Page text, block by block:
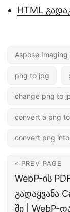
HTML
png to jpg
change png to
convert a png
convert png
« PREV PAGE
WebP-ის
გადაყვანა
ში | WebP-